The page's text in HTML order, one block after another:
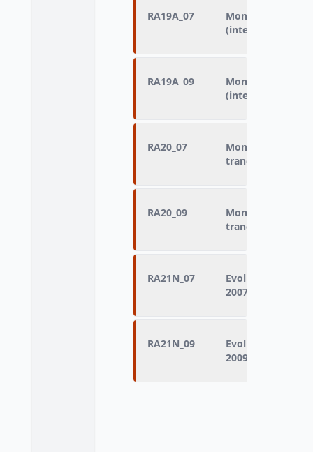
RA19A_07
Montant
(interrogation
RA19A_09
Montant
(interrogation
RA20_07
Montant
tranche
RA20_09
Montant
tranche
RA21N_07
Evolution des
2007)
RA21N_09
Evolution des
2009)